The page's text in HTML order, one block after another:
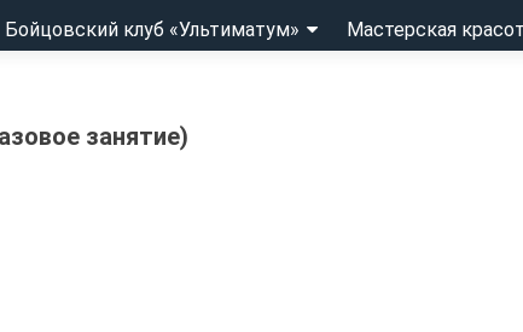
Бойцовский клуб «Ультиматум»
Мастерская
занятие)